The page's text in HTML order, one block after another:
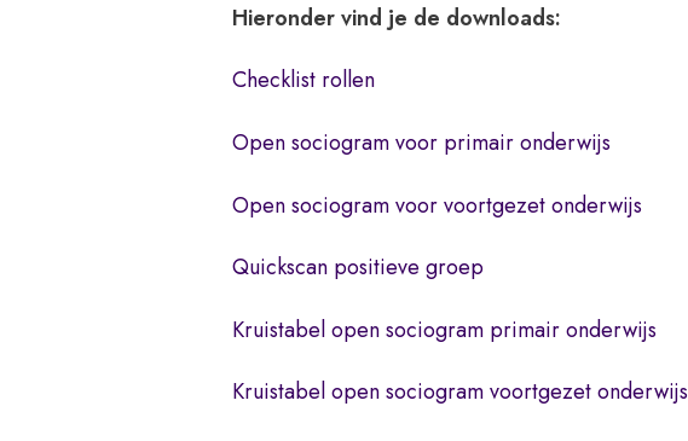
Hieronder vind je de downloads:
Checklist rollen
Open sociogram voor primair onderwijs
Open sociogram voor voortgezet onderwijs
Quickscan positieve groep
Kruistabel open sociogram primair onderwijs
Kruistabel open sociogram voortgezet onderwijs